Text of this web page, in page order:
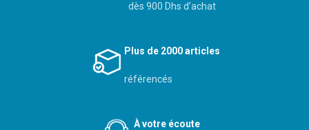
dès 900 Dhs d’achat
Plus de 2000 articles
référencés
À votre écoute